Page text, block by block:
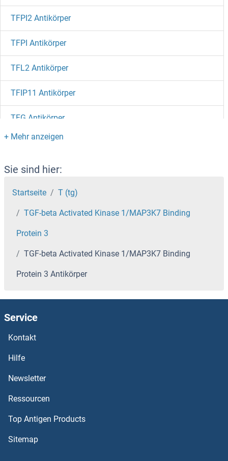
TFPI2 Antikörper
TFPI Antikörper
TFL2 Antikörper
TFIP11 Antikörper
TFG Antikörper
TFF3 Antikörper
TFF1 Antikörper
TFEC Antikörper
TFEB Antikörper
TFCP2 Antikörper
TFB2M Antikörper
TFAP2E Antikörper
TFAP2D Antikörper
Sie sind hier:
Startseite T (tg)
TGF-beta Activated Kinase 1/MAP3K7 Binding
Protein 3
TGF-beta Activated Kinase 1/MAP3K7 Binding
Protein 3 Antikörper
Service
Kontakt
Hilfe
Newsletter
Ressourcen
Top Antigen Products
Sitemap